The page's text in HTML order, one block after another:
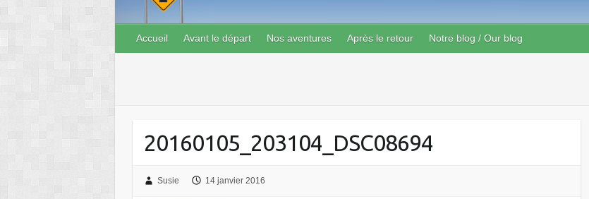
Accueil Avant le départ Nos aventures Après le retour Notre blog / Our blog
20160105_203104_DSC08694
Susie 14 janvier 2016